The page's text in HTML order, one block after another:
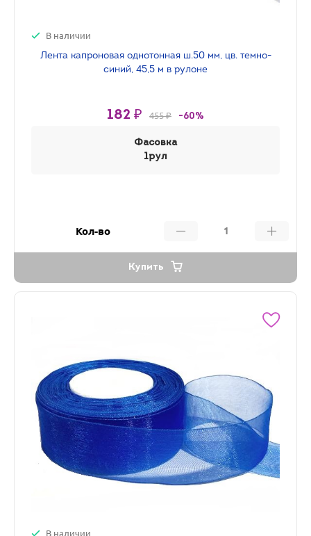
В наличии
Лента капроновая однотонная ш.50 мм, цв. темно-
синий, 45,5 м в рулоне
182 ₽ 455 ₽ -60%
Фасовка
1рул
Кол-во
Купить
В наличии